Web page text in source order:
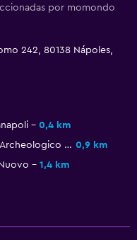
por momondo
242, 80138 Nápoles,
0,4 km
Museo Archeologico Nazionale di Napoli 0,9 km
1,4 km